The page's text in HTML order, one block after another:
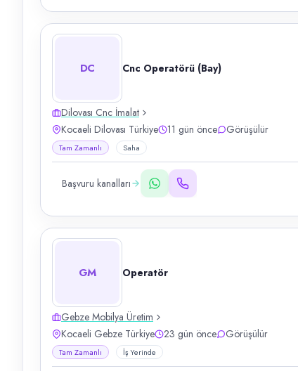
DC Cnc Operatörü (Bay)
Dilovası Cnc İmalat
Kocaeli Dilovası Türkiye
11 gün önce Görüşülür
Tam Zamanlı Saha
Başvuru kanalları
GM Operatör
Gebze Mobilya Üretim
Kocaeli Gebze Türkiye
23 gün önce Görüşülür
Tam Zamanlı İş Yerinde